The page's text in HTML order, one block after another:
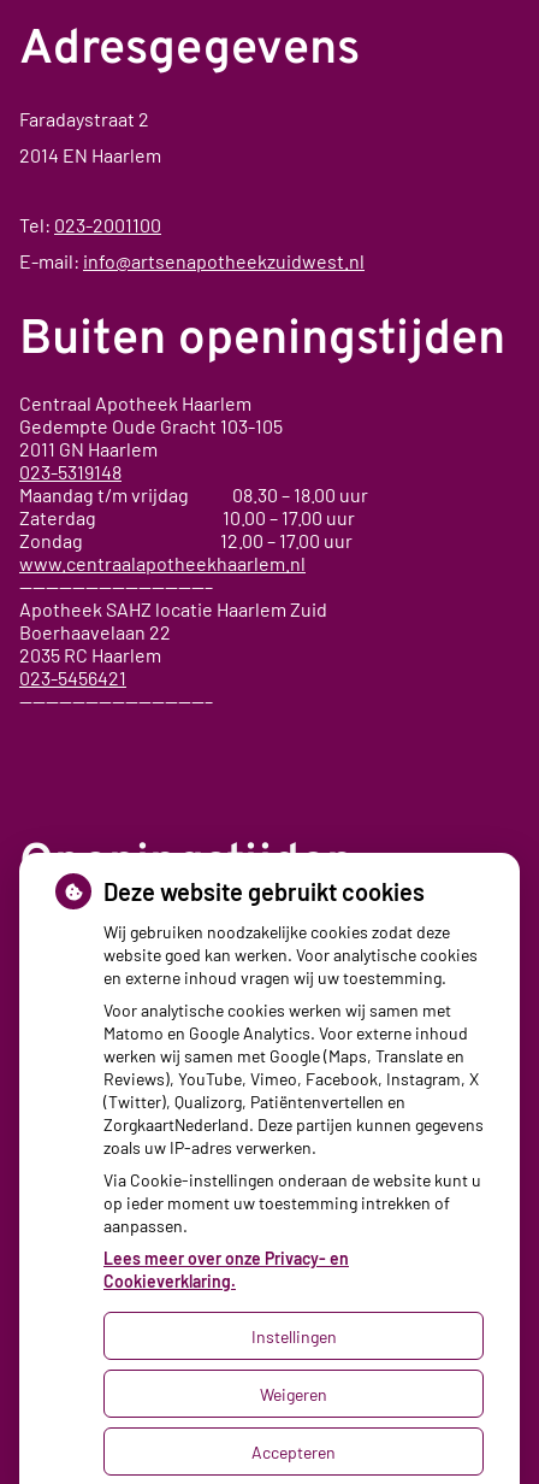
Adresgegevens
Faradaystraat 2
2014 EN Haarlem
Tel: 023-2001100
E-mail: info@artsenapotheekzuidwest.nl
Buiten openingstijden
Centraal Apotheek Haarlem
Gedempte Oude Gracht 103-105
2011 GN Haarlem
023-5319148
Maandag t/m vrijdag 08.30 – 18.00 uur
Zaterdag 10.00 – 17.00 uur
Zondag 12.00 – 17.00 uur
www.centraalapotheekhaarlem.nl
——————————————–
Apotheek SAHZ locatie Haarlem Zuid
Boerhaavelaan 22
2035 RC Haarlem
023-5456421
——————————————–
Openingstijden
08:30 - 17:30
08:30 - 17:30
Woensdag:
08:30 - 17:30
Donderdag:
08:30 - 17:30
08:30 - 17:30
Uw Zorg Online|Beheer
Cookie-instellingen
Voorwaarden
Deze website gebruikt cookies
Wij gebruiken noodzakelijke cookies zodat deze
website goed kan werken. Voor analytische cookies
en externe inhoud vragen wij uw toestemming.
Voor analytische cookies werken wij samen met
Matomo en Google Analytics. Voor externe inhoud
werken wij samen met Google (Maps, Translate en
Reviews), YouTube, Vimeo, Facebook, Instagram, X
(Twitter), Qualizorg, Patiëntenvertellen en
ZorgkaartNederland. Deze partijen kunnen gegevens
zoals uw IP-adres verwerken.
Via Cookie-instellingen onderaan de website kunt u
op ieder moment uw toestemming intrekken of
aanpassen.
Lees meer over onze Privacy- en
Cookieverklaring.
Instellingen
Weigeren
Accepteren